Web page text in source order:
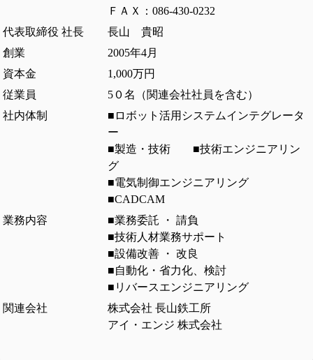
ＦＡＸ：086-430-0232
代表取締役 社長
長山 貴昭
創業
2005年4月
資本金
1,000万円
従業員
5０名（関連会社社員を含む）
社内体制
■ロボット活用システムインテグレータ
ー
■製造・技術 ■技術エンジニアリン
グ
■電気制御エンジニアリング
■CADCAM
業務内容
■業務委託 ・ 請負
■技術人材業務サポート
■設備改善 ・ 改良
■自動化・省力化、検討
■リバースエンジニアリング
関連会社
株式会社 長山鉄工所
アイ・エンジ 株式会社